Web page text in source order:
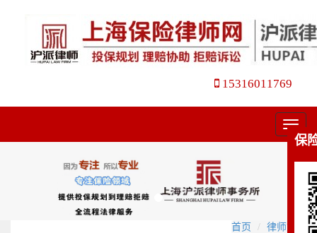
15316011769
菜
单
首页 律师文集
保